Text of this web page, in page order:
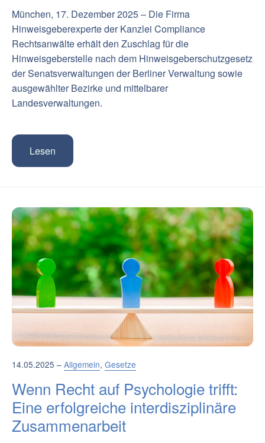
München, 17. Dezember 2025 – Die Firma
Hinweisgeberexperte der Kanzlei Compliance
Rechtsanwälte erhält den Zuschlag für die
Hinweisgeberstelle nach dem Hinweisgeberschutzgesetz
der Senatsverwaltungen der Berliner Verwaltung sowie
ausgewählter Bezirke und mittelbarer
Landesverwaltungen.
Lesen
14.05.2025 – Allgemein, Gesetze
Wenn Recht auf Psychologie trifft:
Eine erfolgreiche interdisziplinäre
Zusammenarbeit